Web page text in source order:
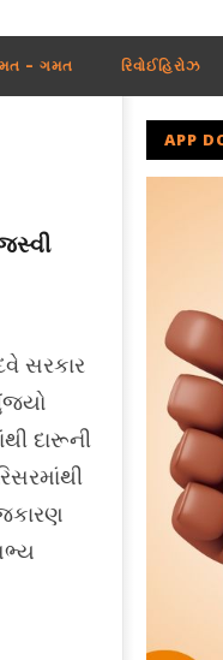
– ગમત રિવોઈહિરોઝ
સરકાર
દારૂની
APP